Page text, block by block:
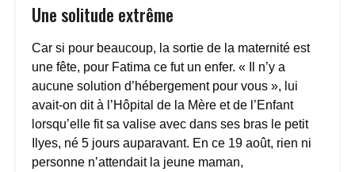
Une solitude extrême
Car si pour beaucoup, la sortie de la maternité est
une fête, pour Fatima ce fut un enfer. « Il n’y a
aucune solution d’hébergement pour vous », lui
avait-on dit à l’Hôpital de la Mère et de l’Enfant
lorsqu’elle fit sa valise avec dans ses bras le petit
Ilyes, né 5 jours auparavant. En ce 19 août, rien ni
personne n’attendait la jeune maman,